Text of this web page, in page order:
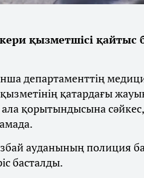
қызметшісі қайтыс
департаменттің
қатардағы
қорытындысына сәйкес,
ауданының полиция
басталды.